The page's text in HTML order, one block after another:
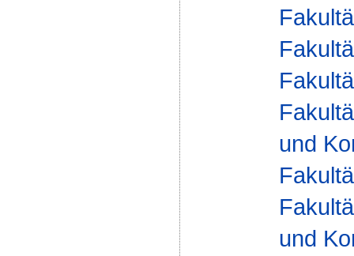
und
und